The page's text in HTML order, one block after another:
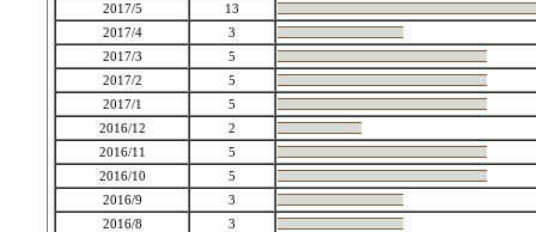
2017/5
13
2017/4
3
2017/3
5
2017/2
5
2017/1
5
2016/12
2
2016/11
5
2016/10
5
2016/9
3
2016/8
3